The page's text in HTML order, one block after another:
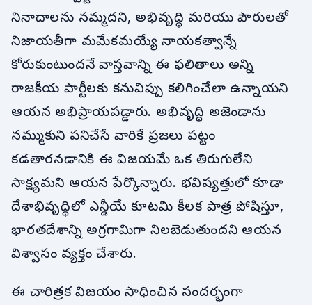
నినాదాలను నమ్మదని, అభివృద్ధి మరియు పౌరులతో
నిజాయతీగా మమేకమయ్యే నాయకత్వాన్నే
కోరుకుంటుందనే వాస్తవాన్ని ఈ ఫలితాలు అన్ని
రాజకీయ పార్టీలకు కనువిప్పు కలిగించేలా ఉన్నాయని
ఆయన అభిప్రాయపడ్డారు. అభివృద్ధి అజెండాను
నమ్ముకుని పనిచేసే వారికే ప్రజలు పట్టం
కడతారనడానికి ఈ విజయమే ఒక తిరుగులేని
సాక్ష్యమని ఆయన పేర్కొన్నారు. భవిష్యత్తులో కూడా
దేశాభివృద్ధిలో ఎన్డీయే కూటమి కీలక పాత్ర పోషిస్తూ,
భారతదేశాన్ని అగ్రగామిగా నిలబెడుతుందని ఆయన
విశ్వాసం వ్యక్తం చేశారు.
ఈ చారిత్రక విజయం సాధించిన సందర్భంగా